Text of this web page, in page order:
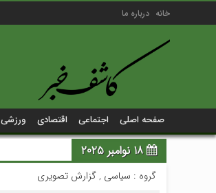
خانه درباره ما
صفحه اصلی اجتماعی اقتصادی ورزشی
18 نوامبر 2025
گروه : سیاسی ,گزارش تصویری